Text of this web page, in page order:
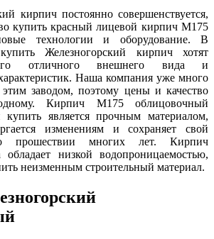
кирпич постоянно совершенствуется,
купить красный лицевой кирпич М175
технологии и оборудование. В
Железногорский кирпич хотят
отличного внешнего вида и
Наша компания уже много
этим заводом, поэтому цены и качество
Кирпич М175 облицовочный
является прочным материалом,
изменениям и сохраняет свой
многих лет. Кирпич
обладает низкой водопроницаемостью,
неизменным строительный материал.